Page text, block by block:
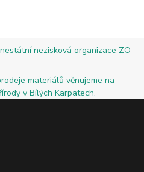
nezisková organizace ZO
materiálů věnujeme na
v Bílých Karpatech.